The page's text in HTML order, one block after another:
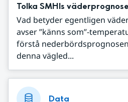
Tolka SMHIs
Vad betyder egentligen
avser ”känns som”-
förstå
denna vägled...
Data